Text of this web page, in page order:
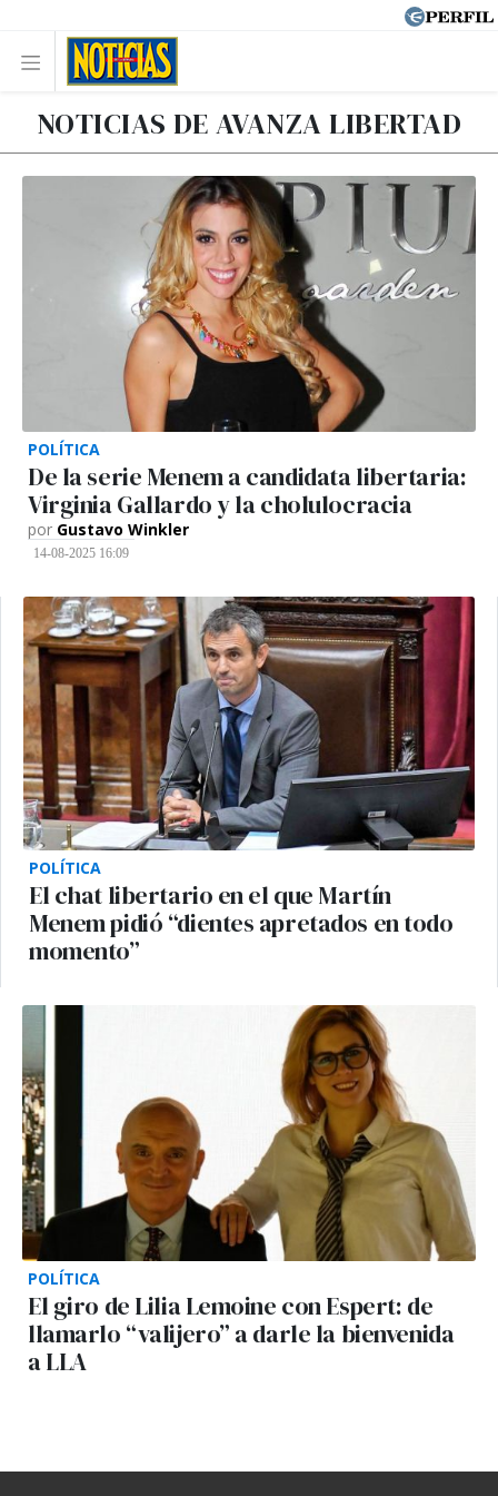
NOTICIAS DE AVANZA LIBERTAD
POLÍTICA
De la serie Menem a candidata libertaria:
Virginia Gallardo y la cholulocracia
por Gustavo Winkler
14-08-2025 16:09
POLÍTICA
El chat libertario en el que Martín
Menem pidió “dientes apretados en todo
momento”
POLÍTICA
El giro de Lilia Lemoine con Espert: de
llamarlo “valijero” a darle la bienvenida
a LLA